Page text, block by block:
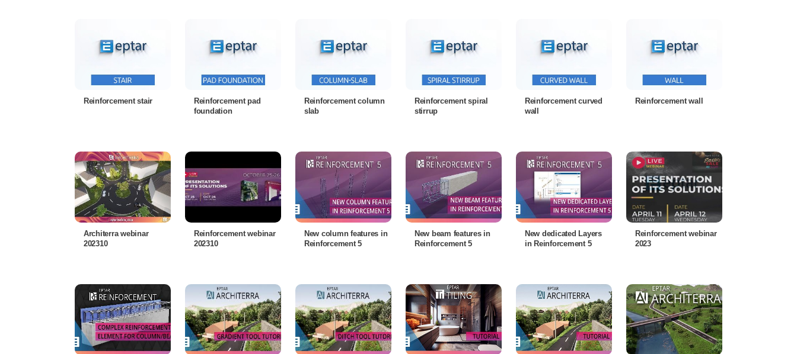
Reinforcement stair
Reinforcement pad
foundation
Reinforcement column
slab
Reinforcement spiral
stirrup
Reinforcement curved
wall
Reinforcement wall
Architerra webinar
202310
Reinforcement webinar
202310
New column features in
Reinforcement 5
New beam features in
Reinforcement 5
New dedicated Layers
in Reinforcement 5
Reinforcement webinar
2023